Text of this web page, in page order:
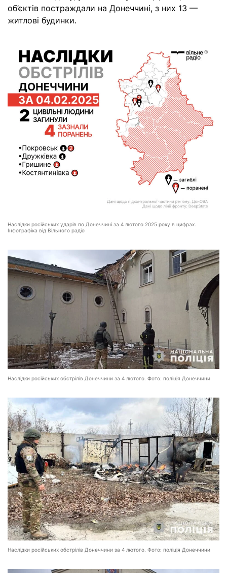
об’єктів постраждали на Донеччині, з них 13 —
житлові будинки.
Наслідки російських ударів по Донеччині за 4 лютого 2025 року в цифрах.
Інфографіка від Вільного радіо
Наслідки російських обстрілів Донеччини за 4 лютого. Фото: поліція Донеччини
Наслідки російських обстрілів Донеччини за 4 лютого. Фото: поліція Донеччини